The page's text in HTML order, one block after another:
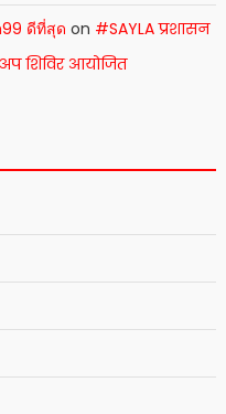
ดีที่สุด on #SAYLA प्रशासन
शिविर आयोजित